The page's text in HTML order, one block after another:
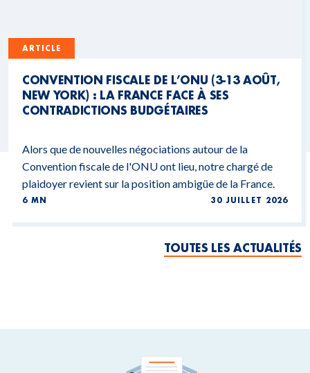
ARTICLE
CONVENTION FISCALE DE L’ONU (3-13 AOÛT,
NEW YORK) : LA FRANCE FACE À SES
CONTRADICTIONS BUDGÉTAIRES
Alors que de nouvelles négociations autour de la
Convention fiscale de l'ONU ont lieu, notre chargé de
plaidoyer revient sur la position ambigüe de la France.
6 MN 30 JUILLET 2026
TOUTES LES ACTUALITÉS